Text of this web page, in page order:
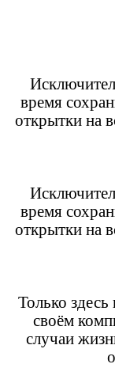
время
открытки на
время
открытки на
Только
своём
случаи